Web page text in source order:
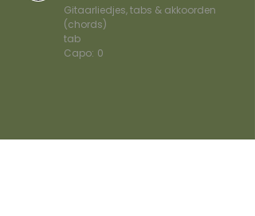
Gitaarliedjes, tabs & akkoorden
(chords)
tab
Capo: 0